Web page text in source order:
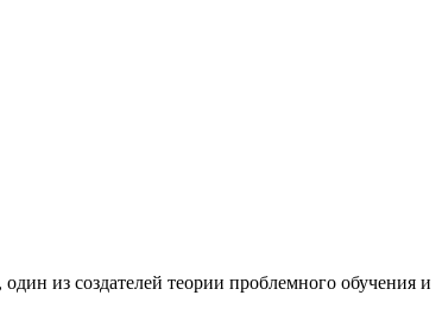
из создателей теории проблемного обучения и